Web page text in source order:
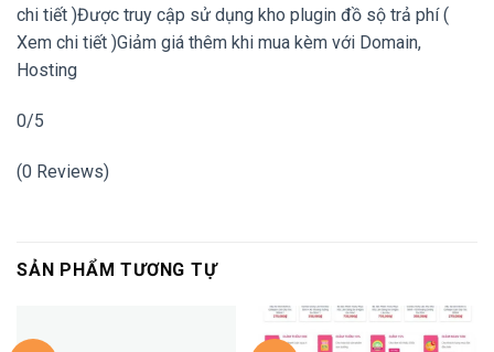
chi tiết )Được truy cập sử dụng kho plugin đồ sộ trả phí (
Xem chi tiết )Giảm giá thêm khi mua kèm với Domain,
Hosting
0/5
(0 Reviews)
SẢN PHẨM TƯƠNG TỰ